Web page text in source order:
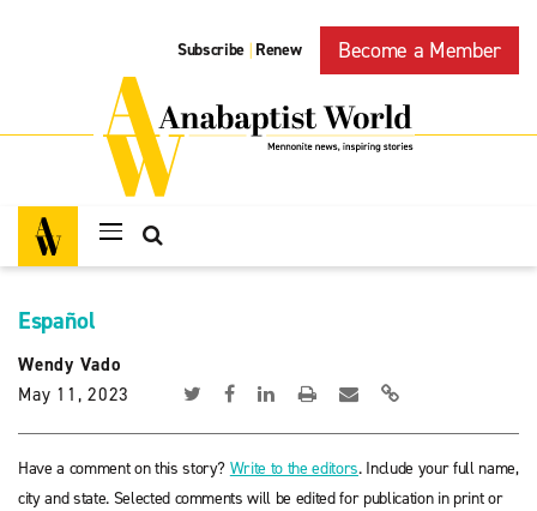
Subscribe | Renew Become a Member
Español
Wendy Vado
May 11, 2023
Have a comment on this story? Write to the editors. Include your full name,
city and state. Selected comments will be edited for publication in print or